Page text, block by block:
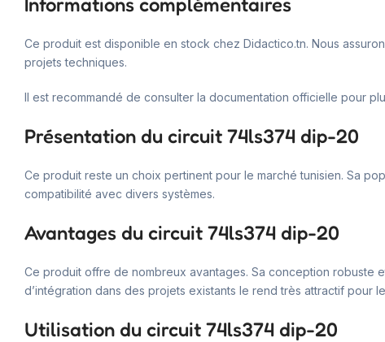
Ce produit est disponible en stock chez Didactico.tn. Nous
projets techniques.
Il est recommandé de consulter la documentation officielle pour
Présentation du circuit 74ls374 dip-20
Ce produit reste un choix pertinent pour le marché tunisien. Sa
compatibilité avec divers systèmes.
Avantages du circuit 74ls374 dip-20
Ce produit offre de nombreux avantages. Sa conception robuste
d’intégration dans des projets existants le rend très attractif pour
Utilisation du circuit 74ls374 dip-20